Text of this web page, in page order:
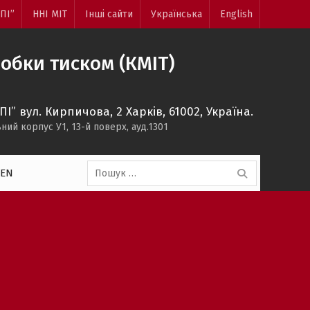
ННІ МІТ Інші сайти Українська English
тиском (КМІТ)
вул. Кирпичова, 2 Харкiв, 61002, Україна.
корпус У1, 13-й поверх, ауд.1301
EN
Пошук: